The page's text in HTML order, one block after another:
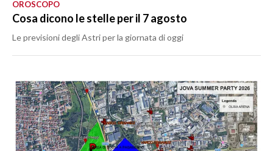
OROSCOPO
Cosa dicono le stelle per il 7 agosto
Le previsioni degli Astri per la giornata di oggi